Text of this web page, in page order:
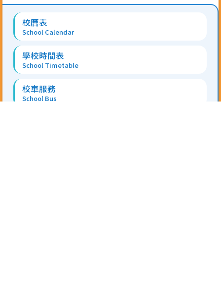
Main
navigation
校曆表
School Calendar
學校時間表
School Timetable
校車服務
School Bus